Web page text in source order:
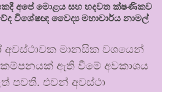
අපේ මොළය සහ හදවත ක්ෂණිකව
විශේෂඥ වෛද්‍ය මහාචාර්ය නාමල්
මානසික වශයෙන්
කම්පනයක් ඇති වීමේ අවකාශය
පවතී. එවන් අවස්ථා